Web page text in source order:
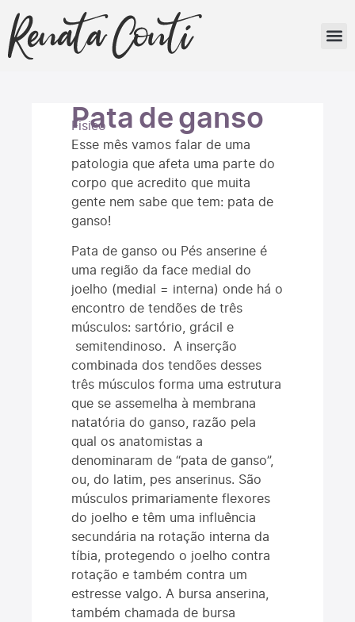
Pata de ganso
Fisico
Esse mês vamos falar de uma
patologia que afeta uma parte do
corpo que acredito que muita
gente nem sabe que tem: pata de
ganso!
Pata de ganso ou Pés anserine é
uma região da face medial do
joelho (medial = interna) onde há o
encontro de tendões de três
músculos: sartório, grácil e
semitendinoso. A inserção
combinada dos tendões desses
três músculos forma uma estrutura
que se assemelha à membrana
natatória do ganso, razão pela
qual os anatomistas a
denominaram de “pata de ganso”,
ou, do latim, pes anserinus. São
músculos primariamente flexores
do joelho e têm uma influência
secundária na rotação interna da
tíbia, protegendo o joelho contra
rotação e também contra um
estresse valgo. A bursa anserina,
também chamada de bursa